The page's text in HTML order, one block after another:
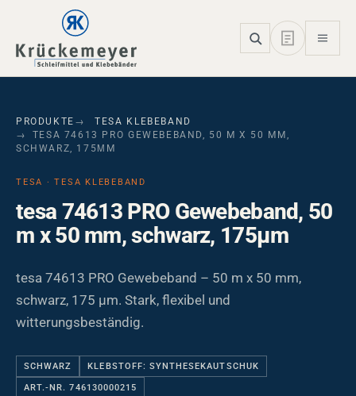
Skip to main navigation
Skip to main content
Skip to page footer
PRODUKTE
TESA KLEBEBAND
TESA 74613 PRO GEWEBEBAND, 50 M X 50 MM,
SCHWARZ, 175ΜM
TESA · TESA KLEBEBAND
tesa 74613 PRO Gewebeband, 50
m x 50 mm, schwarz, 175µm
tesa 74613 PRO Gewebeband – 50 m x 50 mm,
schwarz, 175 µm. Stark, flexibel und
witterungsbeständig.
SCHWARZ KLEBSTOFF: SYNTHESEKAUTSCHUK
ART.-NR. 746130000215